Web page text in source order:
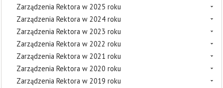
Zarządzenia Rektora w 2025 roku
Zarządzenia Rektora w 2024 roku
Zarządzenia Rektora w 2023 roku
Zarządzenia Rektora w 2022 roku
Zarządzenia Rektora w 2021 roku
Zarządzenia Rektora w 2020 roku
Zarządzenia Rektora w 2019 roku